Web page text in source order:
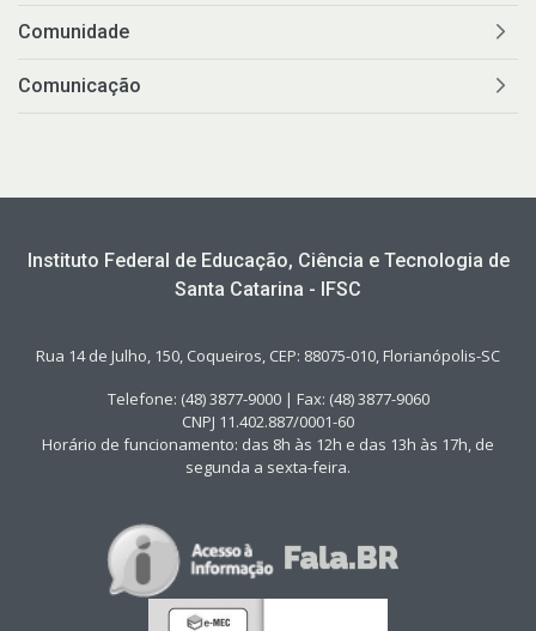
Comunidade
Comunicação
Instituto Federal de Educação, Ciência e Tecnologia de
Santa Catarina - IFSC
Rua 14 de Julho, 150, Coqueiros, CEP: 88075-010, Florianópolis-SC
Telefone: (48) 3877-9000 | Fax: (48) 3877-9060
CNPJ 11.402.887/0001-60
Horário de funcionamento: das 8h às 12h e das 13h às 17h, de
segunda a sexta-feira.